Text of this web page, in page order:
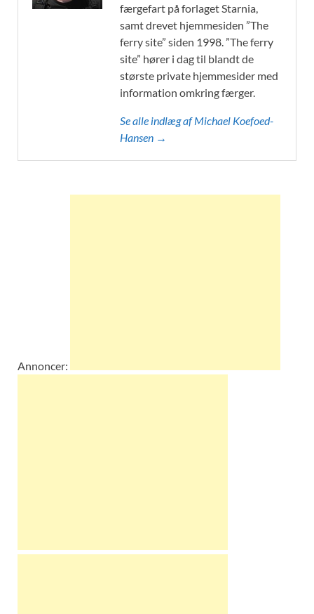
færgefart på forlaget Starnia,
samt drevet hjemmesiden ”The
ferry site” siden 1998. ”The ferry
site” hører i dag til blandt de
største private hjemmesider med
information omkring færger.
Se alle indlæg af Michael Koefoed-
Hansen →
Annoncer: